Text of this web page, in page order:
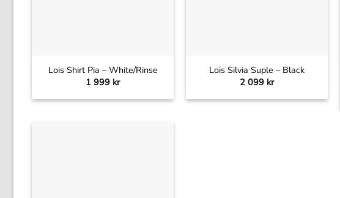
Lois Shirt Pia – White/Rinse
1 999 kr
Lois Silvia Suple – Black
2 099 kr